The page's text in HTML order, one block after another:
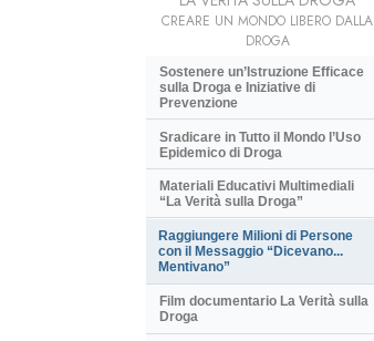
CREARE UN MONDO LIBERO DALLA
DROGA
Sostenere un’Istruzione Efficace
sulla Droga e Iniziative di
Prevenzione
Sradicare in Tutto il Mondo l’Uso
Epidemico di Droga
Materiali Educativi Multimediali
“La Verità sulla Droga”
Raggiungere Milioni di Persone
con il Messaggio “Dicevano...
Mentivano”
Film documentario La Verità sulla
Droga